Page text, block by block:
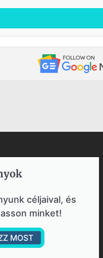
céljaival, és
minket!
MOST